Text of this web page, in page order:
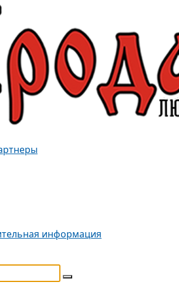
информация